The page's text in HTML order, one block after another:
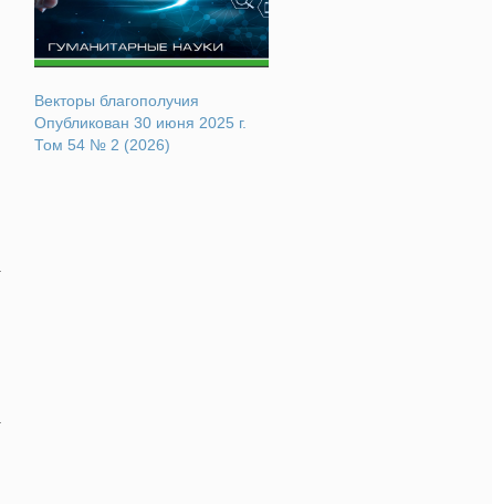
Векторы благополучия
Опубликован 30 июня 2025 г.
Том 54 № 2 (2026)